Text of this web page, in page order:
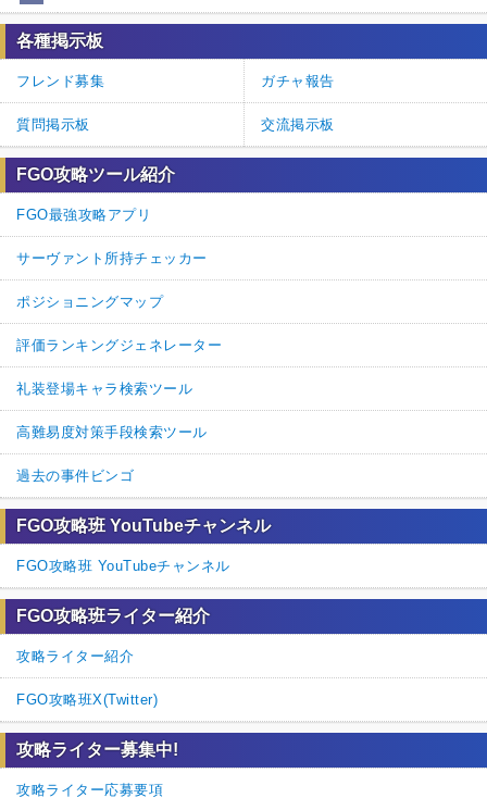
各種掲示板
フレンド募集 ガチャ報告
質問掲示板 交流掲示板
FGO攻略ツール紹介
FGO最強攻略アプリ
サーヴァント所持チェッカー
ポジショニングマップ
評価ランキングジェネレーター
礼装登場キャラ検索ツール
高難易度対策手段検索ツール
過去の事件ビンゴ
FGO攻略班 YouTubeチャンネル
FGO攻略班 YouTubeチャンネル
FGO攻略班ライター紹介
攻略ライター紹介
FGO攻略班X(Twitter)
攻略ライター募集中!
攻略ライター応募要項